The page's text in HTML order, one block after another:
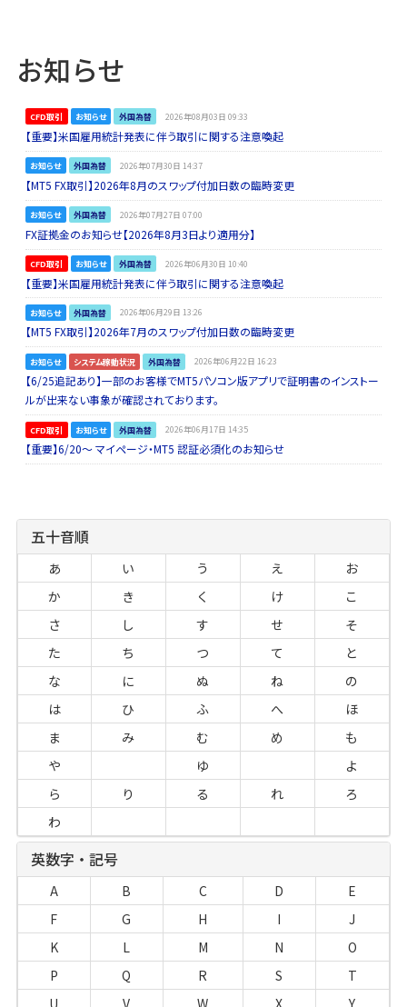
お知らせ
CFD取引 お知らせ 外国為替 2026年08月03日 09:33
【重要】米国雇用統計発表に伴う取引に関する注意喚起
お知らせ 外国為替 2026年07月30日 14:37
【MT5 FX取引】2026年8月のスワップ付加日数の臨時変更
お知らせ 外国為替 2026年07月27日 07:00
FX証拠金のお知らせ【2026年8月3日より適用分】
CFD取引 お知らせ 外国為替 2026年06月30日 10:40
【重要】米国雇用統計発表に伴う取引に関する注意喚起
お知らせ 外国為替 2026年06月29日 13:26
【MT5 FX取引】2026年7月のスワップ付加日数の臨時変更
お知らせ システム稼動状況 外国為替 2026年06月22日 16:23
【6/25追記あり】一部のお客様でMT5パソコン版アプリで証明書のインストー
ルが出来ない事象が確認されております。
CFD取引 お知らせ 外国為替 2026年06月17日 14:35
【重要】6/20～ マイページ・MT5 認証必須化のお知らせ
五十音順
あ い う え
お
か
き く け
こ
さ
し す せ
そ
た
ち つ て
と
な
に ぬ ね
の
は
ひ ふ へ
ほ
ま
み む め
も
や
ゆ
よ
ら
り る れ
ろ
わ
英数字・記号
A B C D
E
F
G H I
J
K
L M N
O
P
Q R S
T